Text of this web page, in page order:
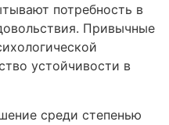
потребность в
Привычные
устойчивости в
среди степенью